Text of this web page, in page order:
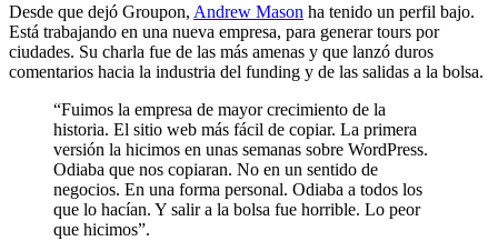
Desde que dejó Groupon, Andrew Mason ha tenido un perfil bajo.
Está trabajando en una nueva empresa, para generar tours por
ciudades. Su charla fue de las más amenas y que lanzó duros
comentarios hacia la industria del funding y de las salidas a la bolsa.
“Fuimos la empresa de mayor crecimiento de la
historia. El sitio web más fácil de copiar. La primera
versión la hicimos en unas semanas sobre WordPress.
Odiaba que nos copiaran. No en un sentido de
negocios. En una forma personal. Odiaba a todos los
que lo hacían. Y salir a la bolsa fue horrible. Lo peor
que hicimos”.